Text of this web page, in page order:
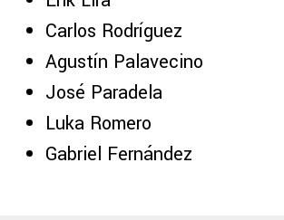
Carlos Rodríguez
Agustín Palavecino
José Paradela
Luka Romero
Gabriel Fernández